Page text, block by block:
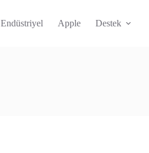
Endüstriyel Apple Destek